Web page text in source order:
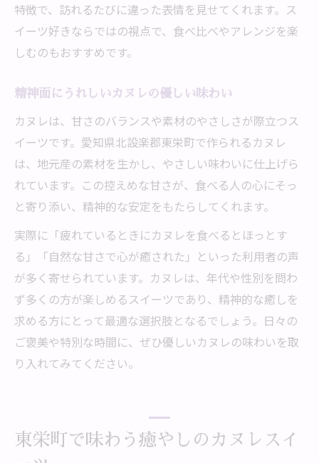
特徴で、訪れるたびに違った表情を見せてくれます。ス
イーツ好きならではの視点で、食べ比べやアレンジを楽
しむのもおすすめです。
精神面にうれしいカヌレの優しい味わい
カヌレは、甘さのバランスや素材のやさしさが際立つス
イーツです。愛知県北設楽郡東栄町で作られるカヌレ
は、地元産の素材を生かし、やさしい味わいに仕上げら
れています。この控えめな甘さが、食べる人の心にそっ
と寄り添い、精神的な安定をもたらしてくれます。
実際に「疲れているときにカヌレを食べるとほっとす
る」「自然な甘さで心が癒された」といった利用者の声
が多く寄せられています。カヌレは、年代や性別を問わ
ず多くの方が楽しめるスイーツであり、精神的な癒しを
求める方にとって最適な選択肢となるでしょう。日々の
ご褒美や特別な時間に、ぜひ優しいカヌレの味わいを取
り入れてみてください。
東栄町で味わう癒やしのカヌレスイ